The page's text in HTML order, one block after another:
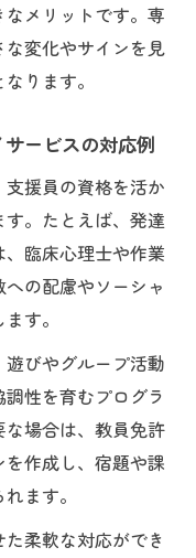
メリットです。専
変化やサインを見
ります。
ービスの対応例
援員の資格を活か
。たとえば、発達
臨床心理士や作業
の配慮やソーシャ
す。
びやグループ活動
性を育むプログラ
場合は、教員免許
作成し、宿題や課
ます。
柔軟な対応ができ